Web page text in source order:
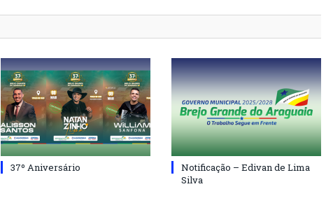
37º Aniversário
Notificação – Edivan de Lima
Silva